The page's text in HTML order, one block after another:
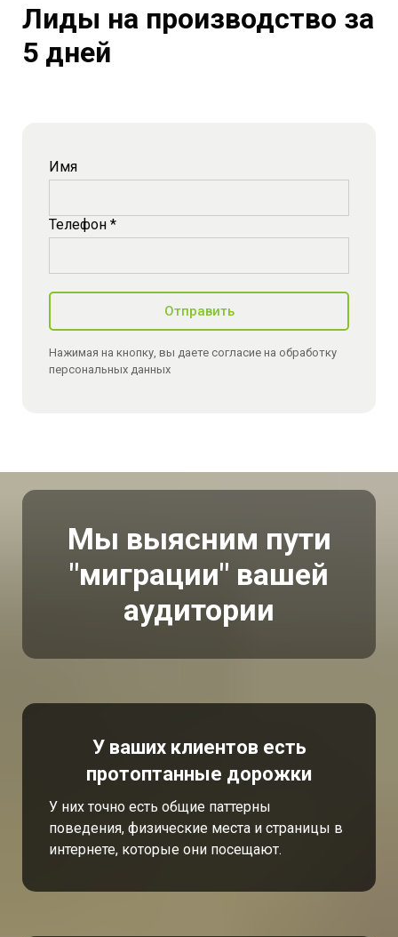
Лиды на производство за
5 дней
Имя
Телефон *
Отправить
Нажимая на кнопку, вы даете согласие на обработку
персональных данных
Мы выясним пути
"миграции" вашей
аудитории
У ваших клиентов есть
протоптанные дорожки
У них точно есть общие паттерны
поведения, физические места и страницы в
интернете, которые они посещают.